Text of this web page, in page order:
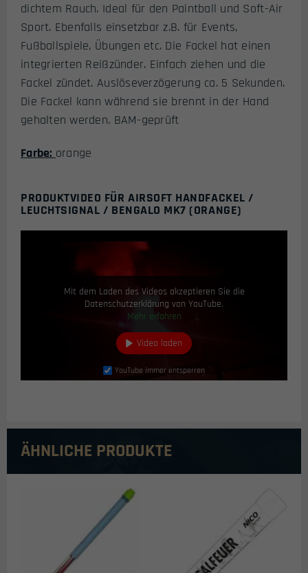
dichtem Rauch. Ideal für den Paintball und Soft-Air
Sport. Ebenfalls einsetzbar z.B. für Events,
Fußballspiele, Übungen etc. Die Fackel hat einen
integrierten Reißzünder. Einfach ziehen und die
Fackel zündet. Auslöseverzögerung ca. 5 Sekunden.
Die Fackel kann während sie brennt in der Hand
gehalten werden. BAM-geprüft
Farbe: orange
PRODUKTVIDEO FÜR AIRSOFT HANDFACKEL /
LEUCHTSIGNAL / BENGALO MK7 (ORANGE)
Mit dem Laden des Videos akzeptieren Sie die
Datenschutzerklärung von YouTube.
Mehr erfahren
Video laden
YouTube immer entsperren
ÄHNLICHE PRODUKTE